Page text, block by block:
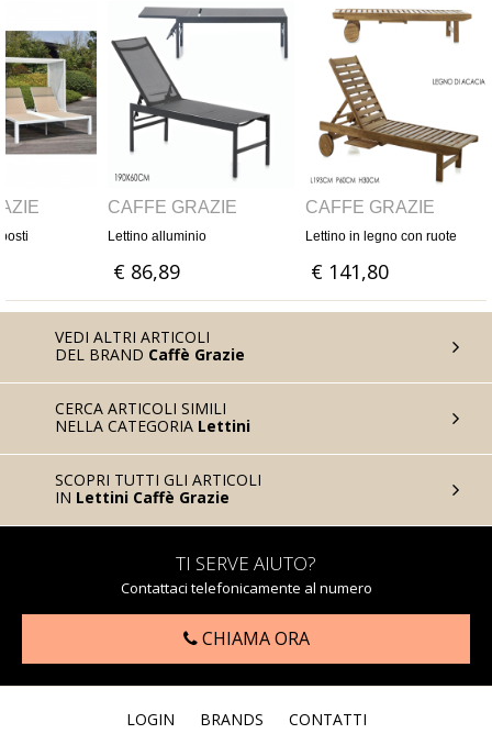
CAFFÈ GRAZIE
Lettino in legno con ruote
€ 141,80
CAFFÈ GRAZIE
Lettino alluminio con
€ 56,56
VEDI ALTRI ARTICOLI
DEL BRAND Caffè Grazie
CERCA ARTICOLI SIMILI
NELLA CATEGORIA Lettini
SCOPRI TUTTI GLI ARTICOLI
IN Lettini Caffè Grazie
TI SERVE AIUTO?
Contattaci telefonicamente al numero
CHIAMA ORA
LOGIN BRANDS CONTATTI